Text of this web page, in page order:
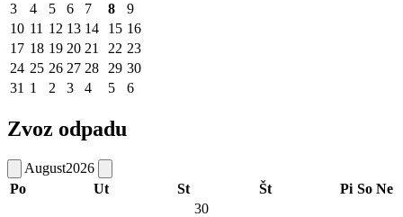
3
4 5 6 7 8
9
10 11 12 13 14 15 16
17 18 19 20 21 22 23
24 25 26 27 28 29 30
31 1 2 3 4 5 6
Zvoz odpadu
August2026
Po
Ut St Št Pi So Ne
30